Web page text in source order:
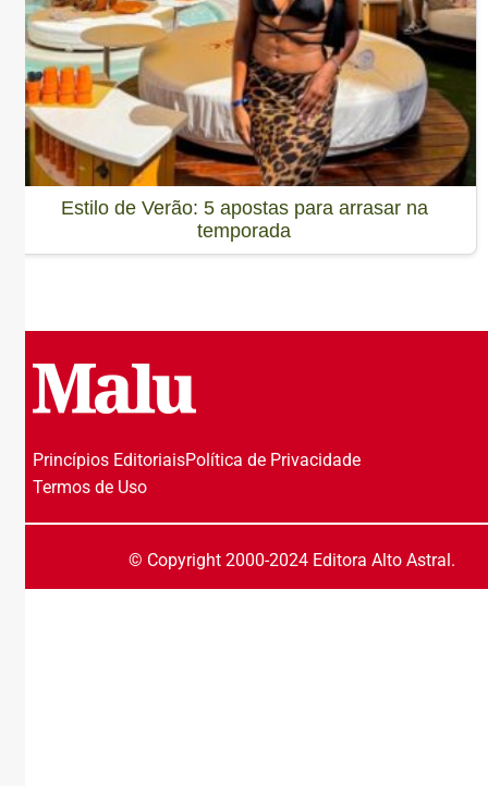
Estilo de Verão: 5 apostas para arrasar na
temporada
Princípios EditoriaisPolítica de Privacidade
Termos de Uso
© Copyright 2000-2024 Editora Alto Astral.